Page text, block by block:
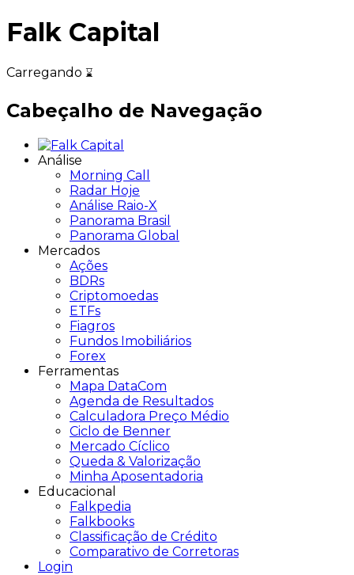
Falk Capital
Carregando
Cabeçalho de Navegação
Análise
Morning Call
Radar Hoje
Análise Raio-X
Panorama Brasil
Panorama Global
Mercados
Ações
BDRs
Criptomoedas
ETFs
Fiagros
Fundos Imobiliários
Forex
Ferramentas
Mapa DataCom
Agenda de Resultados
Calculadora Preço Médio
Ciclo de Benner
Mercado Cíclico
Queda & Valorização
Minha Aposentadoria
Educacional
Falkpedia
Falkbooks
Classificação de Crédito
Comparativo de Corretoras
Login